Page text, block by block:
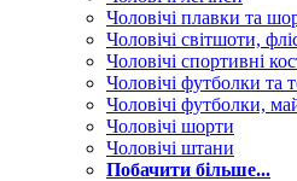
Чоловічі плавки та
Чоловічі світшоти,
Чоловічі спортивні
Чоловічі футболки та
Чоловічі футболки,
Чоловічі шорти
Чоловічі штани
Побачити більше...